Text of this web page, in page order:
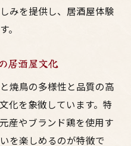
みを提供し、居酒屋体験
。
居酒屋文化
焼鳥の多様性と品質の高
化を象徴しています。特
産やブランド鶏を使用す
を楽しめるのが特徴で